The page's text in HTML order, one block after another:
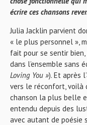
écrire ces chansons
Julia Jacklin parvient
« le plus personnel »,
fait pour se sentir
dans l’ensemble sans
Loving You »). Et après
vers le réconfort, voilà
chanson la plus belle
entendu depuis des
avec autant de poésie